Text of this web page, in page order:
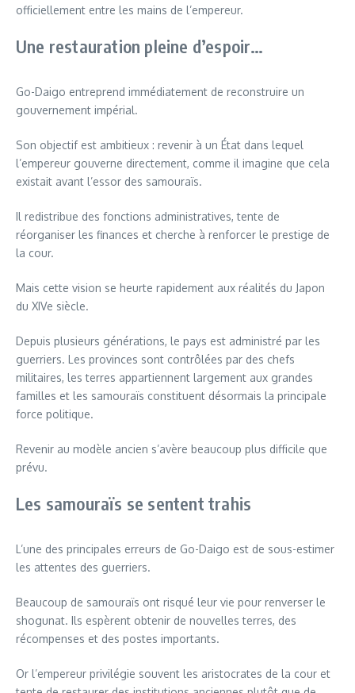
officiellement entre les mains de l’empereur.
Une restauration pleine d’espoir…
Go-Daigo entreprend immédiatement de reconstruire un
gouvernement impérial.
Son objectif est ambitieux : revenir à un État dans lequel
l’empereur gouverne directement, comme il imagine que cela
existait avant l’essor des samouraïs.
Il redistribue des fonctions administratives, tente de
réorganiser les finances et cherche à renforcer le prestige de
la cour.
Mais cette vision se heurte rapidement aux réalités du Japon
du XIVe siècle.
Depuis plusieurs générations, le pays est administré par les
guerriers. Les provinces sont contrôlées par des chefs
militaires, les terres appartiennent largement aux grandes
familles et les samouraïs constituent désormais la principale
force politique.
Revenir au modèle ancien s’avère beaucoup plus difficile que
prévu.
Les samouraïs se sentent trahis
L’une des principales erreurs de Go-Daigo est de sous-estimer
les attentes des guerriers.
Beaucoup de samouraïs ont risqué leur vie pour renverser le
shogunat. Ils espèrent obtenir de nouvelles terres, des
récompenses et des postes importants.
Or l’empereur privilégie souvent les aristocrates de la cour et